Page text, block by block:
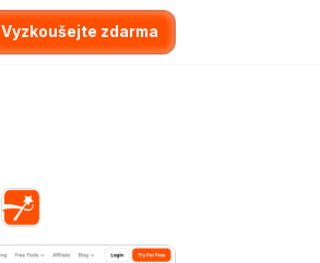
Vyzkoušejte zdarma